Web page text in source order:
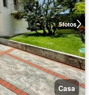
5fotos
Casa